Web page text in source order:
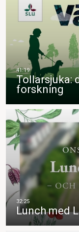
Tollarsjuka:
forskning
Lunch med